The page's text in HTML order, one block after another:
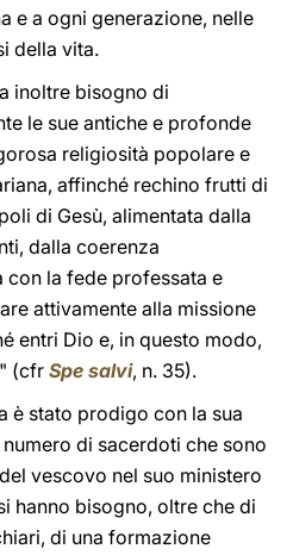
e a ogni generazione, nelle
della vita.
inoltre bisogno di
le sue antiche e profonde
religiosità popolare e
affinché rechino frutti di
di Gesù, alimentata dalla
dalla coerenza
la fede professata e
attivamente alla missione
entri Dio e, in questo modo,
(cfrSpe salvi, n. 35).
è stato prodigo con la sua
di sacerdoti che sono
vescovo nel suo ministero
hanno bisogno, oltre che di
di una formazione